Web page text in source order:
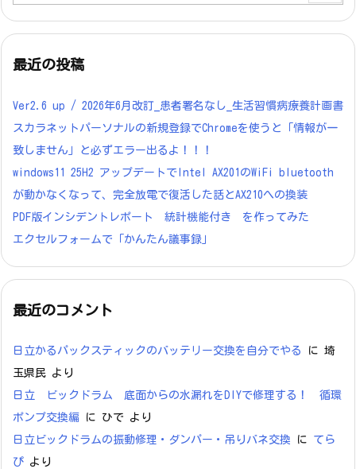
最近の投稿
Ver2.6 up / 2026年6月改訂_患者署名なし_生活習慣病療養計画書
スカラネットパーソナルの新規登録でChromeを使うと「情報が一
致しません」と必ずエラー出るよ！！！
windows11 25H2 アップデートでIntel AX201のWiFi bluetooth
が動かなくなって、完全放電で復活した話とAX210への換装
PDF版インシデントレポート 統計機能付き を作ってみた
エクセルフォームで「かんたん議事録」
最近のコメント
日立かるパックスティックのバッテリー交換を自分でやる に 埼
玉県民 より
日立 ビックドラム 底面からの水漏れをDIYで修理する！ 循環
ポンプ交換編 に ひで より
日立ビックドラムの振動修理・ダンパー・吊りバネ交換 に てら
ぴ より